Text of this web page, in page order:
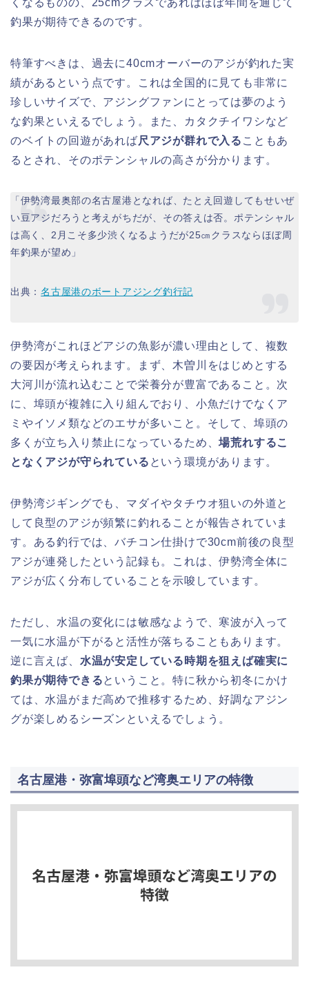
くなるものの、25cmクラスであればほぼ年間を通じて
釣果が期待できるのです。
特筆すべきは、過去に40cmオーバーのアジが釣れた実
績があるという点です。これは全国的に見ても非常に
珍しいサイズで、アジングファンにとっては夢のよう
な釣果といえるでしょう。また、カタクチイワシなど
のベイトの回遊があれば尺アジが群れで入る こともあ
るとされ、そのポテンシャルの高さが分かります。
「伊勢湾最奥部の名古屋港となれば、たとえ回遊してもせいぜ
い豆アジだろうと考えがちだが、その答えは否。ポテンシャル
は高く、2月こそ多少渋くなるようだが25㎝クラスならほぼ周
年釣果が望め」
出典：名古屋港のボートアジング釣行記
伊勢湾がこれほどアジの魚影が濃い理由として、複数
の要因が考えられます。まず、木曽川をはじめとする
大河川が流れ込むことで栄養分が豊富であること。次
に、埠頭が複雑に入り組んでおり、小魚だけでなくア
ミやイソメ類などのエサが多いこと。そして、埠頭の
多くが立ち入り禁止になっているため、場荒れするこ
となくアジが守られている という環境があります。
伊勢湾ジギングでも、マダイやタチウオ狙いの外道と
して良型のアジが頻繁に釣れることが報告されていま
す。ある釣行では、バチコン仕掛けで30cm前後の良型
アジが連発したという記録も。これは、伊勢湾全体に
アジが広く分布していることを示唆しています。
ただし、水温の変化には敏感なようで、寒波が入って
一気に水温が下がると活性が落ちることもあります。
逆に言えば、 水温が安定している時期を狙えば確実に
釣果が期待できるということ。特に秋から初冬にかけ
ては、水温がまだ高めで推移するため、好調なアジン
グが楽しめるシーズンといえるでしょう。
名古屋港・弥富埠頭など湾奥エリアの特徴